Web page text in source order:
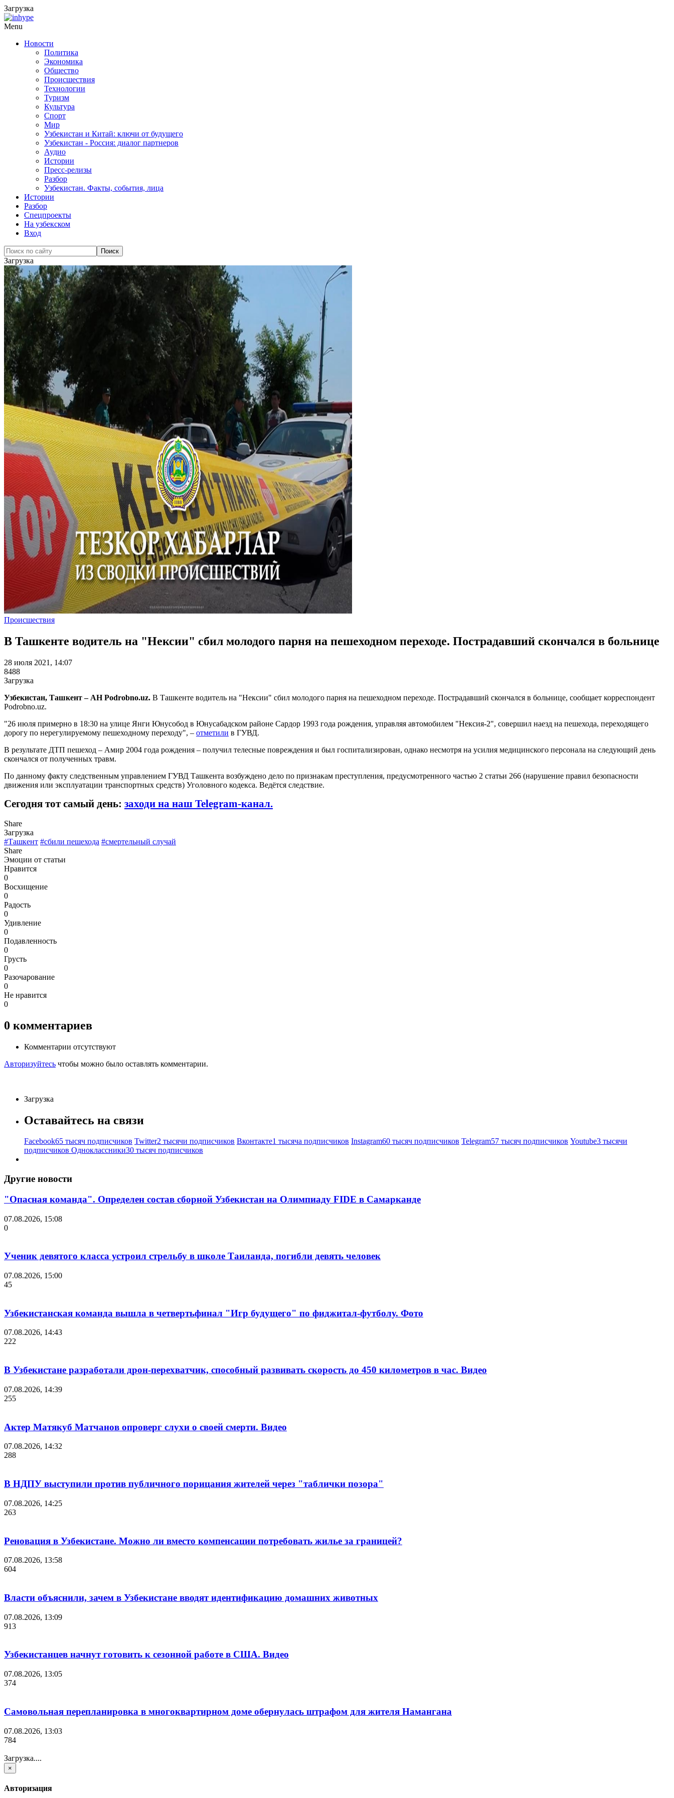
Загрузка
Menu
Новости
Политика
Экономика
Общество
Происшествия
Технологии
Туризм
Культура
Спорт
Мир
Узбекистан и Китай: ключи от будущего
Узбекистан - Россия: диалог партнеров
Аудио
Истории
Пресс-релизы
Разбор
Узбекистан. Факты, события, лица
Истории
Разбор
Спецпроекты
На узбекском
Вход
Загрузка
Происшествия
В Ташкенте водитель на "Нексии" сбил молодого парня на пешеходном переходе. Пострадавший скончался в больнице
28 июля 2021, 14:07
8488
Загрузка
Узбекистан, Ташкент – АН Podrobno.uz. В Ташкенте водитель на "Нексии" сбил молодого парня на пешеходном переходе. Пострадавший скончался в больнице, сообщает корреспондент
Podrobno.uz.
"26 июля примерно в 18:30 на улице Янги Юнусобод в Юнусабадском районе Сардор 1993 года рождения, управляя автомобилем "Нексия-2", совершил наезд на пешехода, переходящего
дорогу по нерегулируемому пешеходному переходу", – отметили в ГУВД.
В результате ДТП пешеход – Амир 2004 года рождения – получил телесные повреждения и был госпитализирован, однако несмотря на усилия медицинского персонала на следующий день
скончался от полученных травм.
По данному факту следственным управлением ГУВД Ташкента возбуждено дело по признакам преступления, предусмотренного частью 2 статьи 266 (нарушение правил безопасности
движения или эксплуатации транспортных средств) Уголовного кодекса. Ведётся следствие.
Сегодня тот самый день: заходи на наш Telegram-канал.
Share
Загрузка
#Ташкент #сбили пешехода #смертельный случай
Share
Эмоции от статьи
Нравится
0
Восхищение
0
Радость
0
Удивление
0
Подавленность
0
Грусть
0
Разочарование
0
Не нравится
0
0 комментариев
Комментарии отсутствуют
Авторизуйтесь чтобы можно было оставлять комментарии.
Загрузка
Оставайтесь на связи
Facebook65 тысяч подписчиков Twitter2 тысячи подписчиков Вконтакте1 тысяча подписчиков Instagram60 тысяч подписчиков Telegram57 тысяч подписчиков Youtube3 тысячи
подписчиков Одноклассники30 тысяч подписчиков
Другие новости
"Опасная команда". Определен состав сборной Узбекистан на Олимпиаду FIDE в Самарканде
07.08.2026, 15:08
0
Ученик девятого класса устроил стрельбу в школе Таиланда, погибли девять человек
07.08.2026, 15:00
45
Узбекистанская команда вышла в четвертьфинал "Игр будущего" по фиджитал-футболу. Фото
07.08.2026, 14:43
222
В Узбекистане разработали дрон-перехватчик, способный развивать скорость до 450 километров в час. Видео
07.08.2026, 14:39
255
Актер Матякуб Матчанов опроверг слухи о своей смерти. Видео
07.08.2026, 14:32
288
В НДПУ выступили против публичного порицания жителей через "таблички позора"
07.08.2026, 14:25
263
Реновация в Узбекистане. Можно ли вместо компенсации потребовать жилье за границей?
07.08.2026, 13:58
604
Власти объяснили, зачем в Узбекистане вводят идентификацию домашних животных
07.08.2026, 13:09
913
Узбекистанцев начнут готовить к сезонной работе в США. Видео
07.08.2026, 13:05
374
Самовольная перепланировка в многоквартирном доме обернулась штрафом для жителя Намангана
07.08.2026, 13:03
784
Загрузка....
×
Авторизация